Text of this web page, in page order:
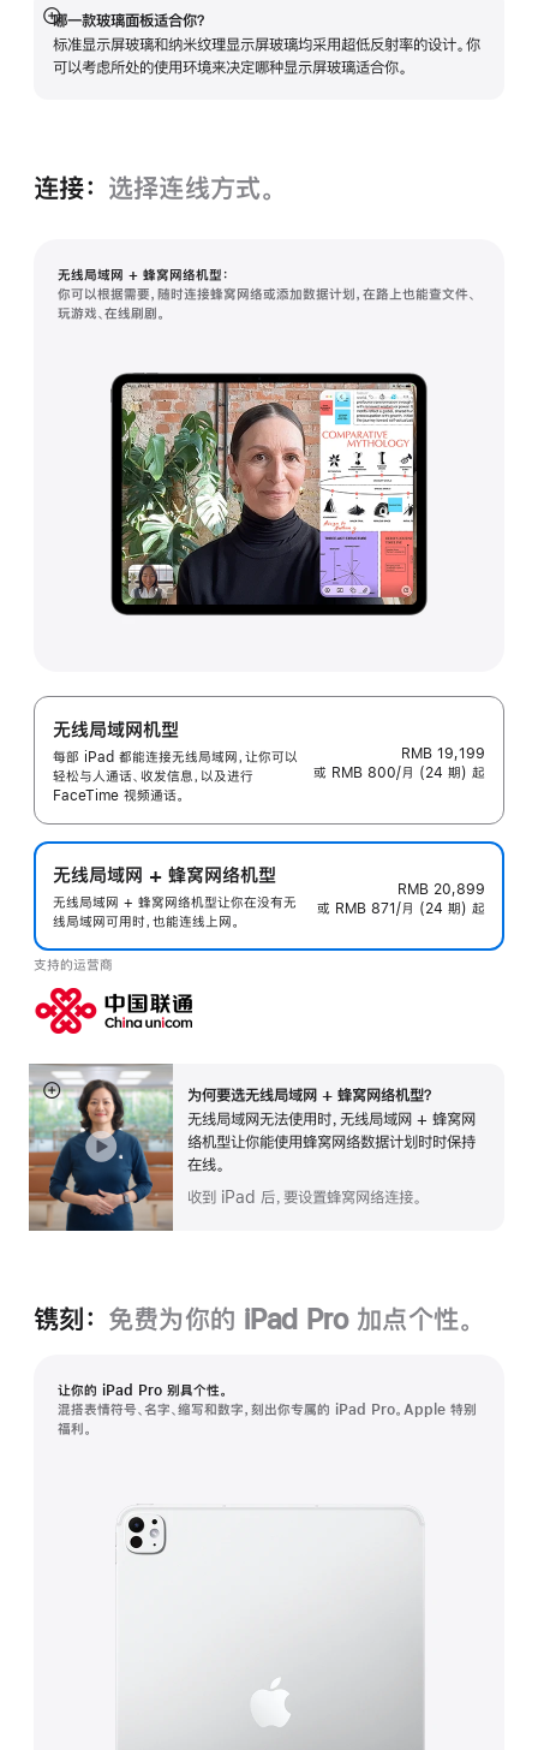
哪一款玻璃面板适合你？
标准显示屏玻璃和纳米纹理显示屏玻璃均采用超低反射率的设计。你
可以考虑所处的使用环境来决定哪种显示屏玻璃适合你。
展
开
连接： 选择连线方式。
无线局域网 + 蜂窝网络机型：
你可以根据需要，随时连接蜂窝网络或添加数据计划，在路上也能查文件、
玩游戏、在线刷剧。
无线局域网机型
每部 iPad 都能连接无线局域网，让你可以
轻松与人通话、收发信息，以及进行
FaceTime 视频通话。
RMB 19,199
或 RMB 800/月 (24 期) 起
无线局域网 + 蜂窝网络机型
无线局域网 + 蜂窝网络机型让你在没有无
线局域网可用时，也能连线上网。
RMB 20,899
或 RMB 871/月 (24 期) 起
支持的运营商
为何要选无线局域网 + 蜂窝网络机型？
无线局域网无法使用时，无线局域网 + 蜂窝网
络机型让你能使用蜂窝网络数据计划时时保持
在线。
收到 iPad 后，要设置蜂窝网络连接。
展
开
镌刻： 免费为你的 iPad Pro 加点个性。
让你的 iPad Pro 别具个性。
混搭表情符号、名字、缩写和数字，刻出你专属的 iPad Pro。Apple 特别
福利。